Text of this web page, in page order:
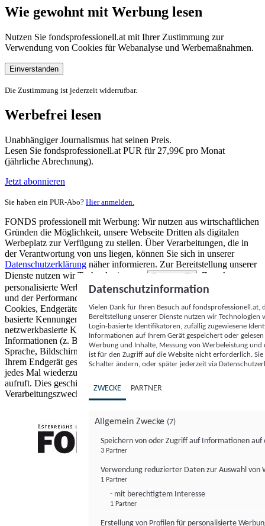
Wie gewohnt mit Werbung lesen
Nutzen Sie fondsprofessionell.at mit Ihrer Zustimmung zur
Verwendung von Cookies für Webanalyse und Werbemaßnahmen.
Einverstanden
Die Zustimmung ist jederzeit widerrufbar.
Werbefrei lesen
Unabhängiger Journalismus hat seinen Preis.
Lesen Sie fondsprofessionell.at PUR für 27,99€ pro Monat
(jährliche Abrechnung).
Jetzt abonnieren
Sie haben ein PUR-Abo? Hier anmelden.
FONDS professionell mit Werbung: Wir nutzen aus wirtschaftlichen
Gründen die Möglichkeit, unsere Webseite Dritten als digitalen
Werbeplatz zur Verfügung zu stellen. Über Verarbeitungen, die in
der Verantwortung von uns liegen, können Sie sich in unserer
Datenschutzerklärung näher informieren. Zur Bereitstellung unserer
Dienste nutzen wir Technologien von
Partnern (5)
. Zwecke:
personalisierte Werbung und Inhalte, Messung von Werbeleistung
und der Performance von Inhalten sowie Zielgruppenforschung.
Cookies, Endgeräte- oder ähnliche Online-Kennungen (z. B. login-
basierte Kennungen, zufällig generierte Kennungen,
netzwerkbasierte Kennungen) können zusammen mit anderen
Informationen (z. B. Browsertyp und Browserinformationen,
Sprache, Bildschirmgröße, unterstützte Technologien usw.) auf
Ihrem Endgerät gespeichert oder von dort ausgelesen werden, um es
jedes Mal wiederzuerkennen, wenn es eine App oder einer Webseite
aufruft. Dies geschieht für einen oder mehrere der hier aufgeführten
Verarbeitungszwecke.
Datenschutzinformation
Vielen Dank für Ihren Besuch auf
Bereitstellung unserer Dienste nutzen wir Technologien
Login-basierte Identifikatoren, zufällig zugewiesene
Informationen auf Ihrem Gerät gespeichert oder
Werbung und Inhalte, Messung von Werbeleistung
ist für den Zugriff auf die Website nicht erforderlich.
Schalter ändern, oder später jederzeit via
ZWECKE PARTNER
Allgemein Zwecke (7)
Speichern von oder Zugriff auf Informationen auf
3 Partner
Verwendung reduzierter Daten zur Auswahl von
1 Partner
- mit berechtigtem Interesse
1 Partner
Erstellung von Profilen für personalisierte
FONDS professionell